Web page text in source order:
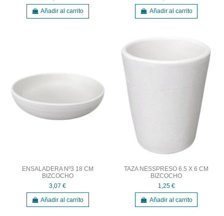
Añadir al carrito
Añadir al carrito
ENSALADERA Nº3 18 CM
BIZCOCHO
3,07 €
Añadir al carrito
TAZA NESSPRESO 6.5 X 6 CM
BIZCOCHO
1,25 €
Añadir al carrito